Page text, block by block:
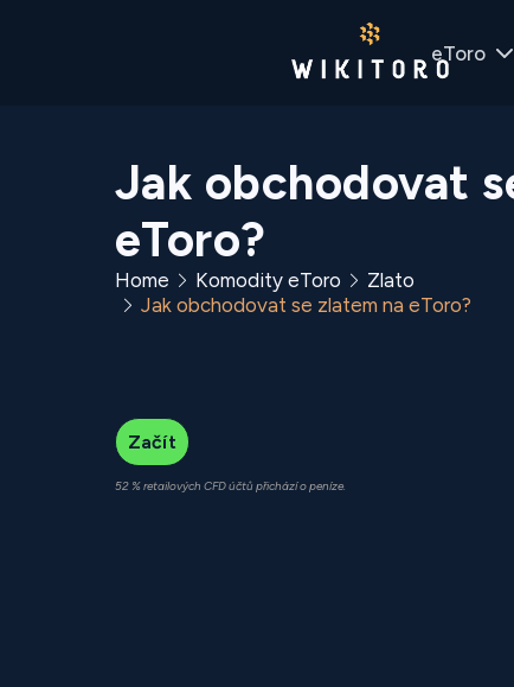
eToro
Jak obchodovat
eToro?
Home Komodity eToro
Zlato
Jak obchodovat se zlatem na eToro?
Začít
52 % retailových CFD účtů přichází o peníze.